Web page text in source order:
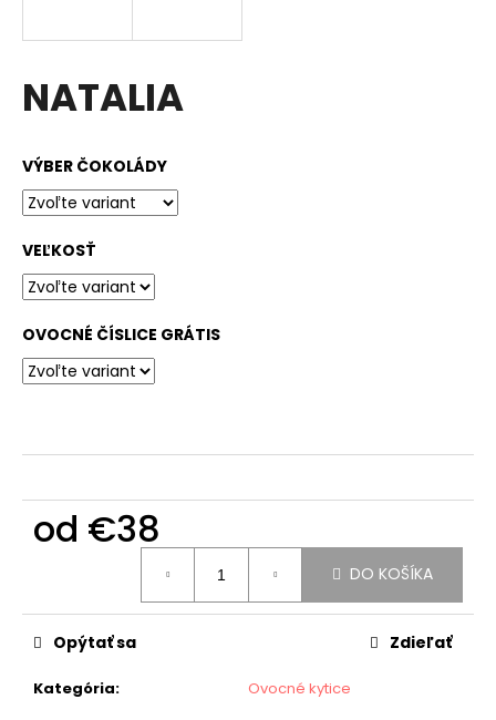
NATALIA
VÝBER ČOKOLÁDY
VEĽKOSŤ
OVOCNÉ ČÍSLICE GRÁTIS
od €38
DO KOŠÍKA
Kategória: Ovocné kytice
Opýtať sa Zdieľať
s
ť
O
d
r
č
a
m
JAHODOVÉ
SRDCE
€24,90